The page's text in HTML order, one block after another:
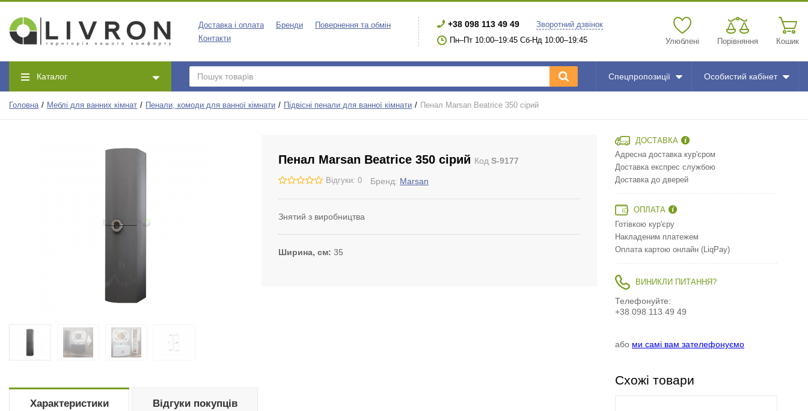
Доставка і оплата Бренди
Повернення та обмін
Контакти
+38 098 113 49 49
Зворотний дзвінок
Пн–Пт 10:00–19:45 Сб-Нд 10:00–19:45
Улюблені Порівняння Кошик
Каталог Спецпропозиції Особистий кабінет
Головна Меблі для ванних кімнат Пенали, комоди для ванної кімнати Підвісні пенали для ванної кімнати Пенал Marsan Beatrice 350 сірий
Пенал Marsan Beatrice 350 сірий Код S-9177
Відгуки: 0 Бренд: Marsan
Знятий з виробництва
Ширина, см 35
Характеристики Відгуки покупців
ДОСТАВКА
Адресна доставка кур'єром
Доставка експрес службою
Доставка до дверей
ОПЛАТА
Готівкою кур'єру
Накладеним платежем
Оплата картою онлайн (LiqPay)
ВИНИКЛИ ПИТАННЯ?
Телефонуйте:
+38 098 113 49 49
або ми самі вам зателефонуємо
Схожі товари